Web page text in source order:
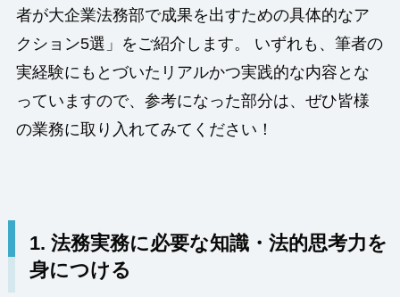
者が大企業法務部で成果を出すための具体的なア
クション5選」をご紹介します。 いずれも、筆者の
実経験にもとづいたリアルかつ実践的な内容とな
っていますので、参考になった部分は、ぜひ皆様
の業務に取り入れてみてください！
1. 法務実務に必要な知識・法的思考力を
身につける